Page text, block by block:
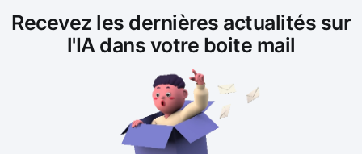
Recevez les dernières actualités sur
l'IA dans votre boite mail